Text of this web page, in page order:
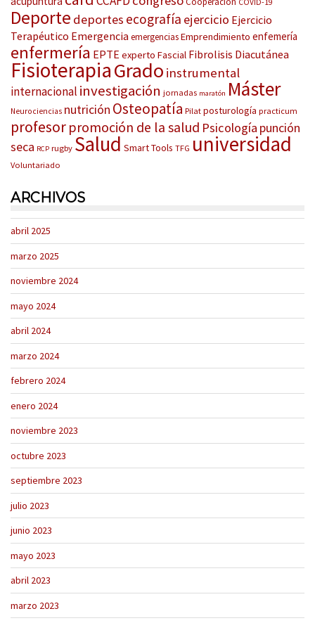
COVID-19
Deporte deportes ecografía ejercicio Ejercicio
Terapéutico EmergenciaemergenciasEmprendimiento enfemería
enfermería EPTE experto Fascial Fibrolisis Diacutánea
FisioterapiaGrado instrumental
internacional investigación jornadas maratón Máster
Neurociencias nutrición Osteopatía Pilat posturología practicum
profesor promoción de la salud Psicología punción
seca RCP rugby Salud Smart Tools TFG universidad
Voluntariado
ARCHIVOS
abril 2025
marzo 2025
noviembre 2024
mayo 2024
abril 2024
marzo 2024
febrero 2024
enero 2024
noviembre 2023
octubre 2023
septiembre 2023
julio 2023
junio 2023
mayo 2023
abril 2023
marzo 2023